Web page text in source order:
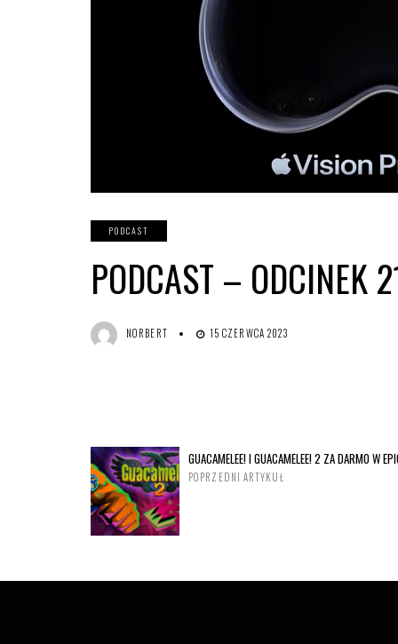
PODCAST
PODCAST – ODCINEK
NORBERT 15 CZERWCA 2023
GUACAMELEE! I GUACAMELEE! 2 ZA DARMO W
POPRZEDNI ARTYKUŁ